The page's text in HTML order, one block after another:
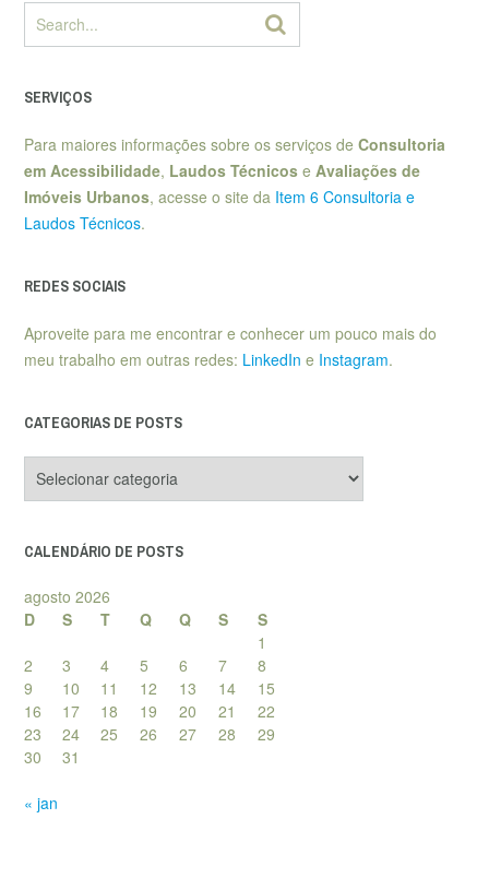
SERVIÇOS
Para maiores informações sobre os serviços de Consultoria
em Acessibilidade, Laudos Técnicos e Avaliações de
Imóveis Urbanos, acesse o site da Item 6 Consultoria e
Laudos Técnicos.
REDES SOCIAIS
Aproveite para me encontrar e conhecer um pouco mais do
meu trabalho em outras redes: LinkedIn e Instagram.
CATEGORIAS DE POSTS
de
CALENDÁRIO DE POSTS
agosto 2026
D
S T Q Q S
S
1
2
3 4 5 6 7
8
9
10 11 12 13 14
15
16
17 18 19 20 21
22
23
24 25 26 27 28
29
30
31
« jan